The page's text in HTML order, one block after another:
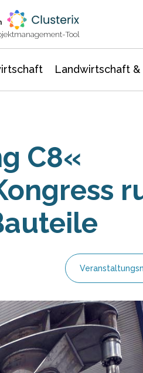
Tool
Landwirtschaft
C8«